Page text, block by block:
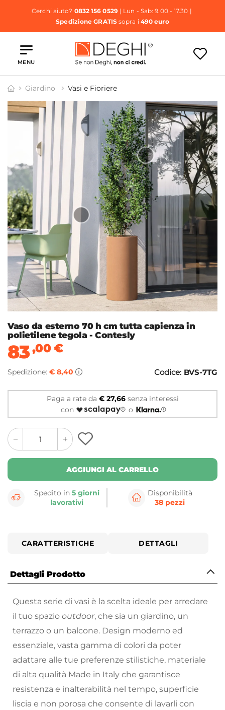
Cerchi aiuto? 0832 156 0529| Lun - Sab: 9.00 - 17.30 |
Spedizione GRATISsopra i 490 euro
MENU
Giardino Vasi e Fioriere
Vaso da esterno 70 h cm tutta capienza in
polietilene tegola - Contesly
83,00€
Spedizione: € 8,40 Codice: BVS-7TG
Paga a rate da € 27,66senza interessi
con
o
quantity
button
quantity
minus
button
AGGIUNGI AL CARRELLO
Spedito in5 giorni
lavorativi
Disponibilità
38 pezzi
CARATTERISTICHE DETTAGLI
Dettagli Prodotto
Questa serie di vasi è la scelta ideale per arredare
il tuo spazio outdoor, che sia un giardino, un
terrazzo o un balcone. Design moderno ed
essenziale, vasta gamma di colori da poter
adattare alle tue preferenze stilistiche, materiale
di alta qualità Made in Italy che garantisce
resistenza e inalterabilità nel tempo, superficie
liscia e non porosa che consente di lavarli con